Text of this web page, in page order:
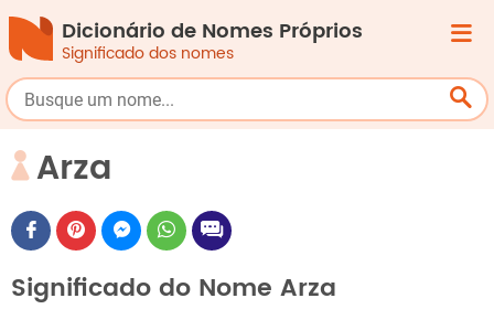
Dicionário de Nomes Próprios
Significado dos nomes
Arza
Significado do Nome Arza